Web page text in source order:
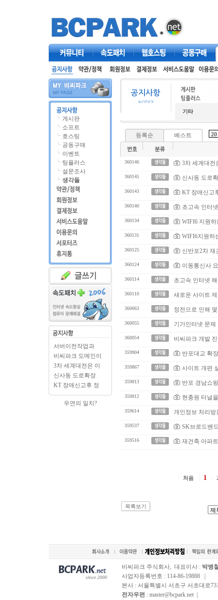
커뮤니티 속도패치 웹호스팅 공동구매
게시판
소프트
호스팅
공동구매
이벤트
팅플러스
설문조사
생각들
서버이전작업과
BCPARK.c..
비씨파크 도메인이
BCPAR..
3차 세계대전은 이
미 시..
신사동 도로확장
출입구..
KT 장애신고후 정
상으로..
우연의 일치?
기타
등록순 베스트
360146 3차 세계대전
360145 신사동 도로
360143 KT 장애신고
360140 초고속 인터
360134 WIFI6 지원
360131 WIFI6지원하
360125 신반포2차 재
360124 이동통신사
360114 초고속 인터넷
360110 새로운 사이트
360063 정전으로 인해
360055 기가인터넷 문제
360054 비씨파크 개발
359904 반포대교 확
359867 사이트 개편
359813 반포 경남쇼
359812 현충원 터널
359614 개인정보 처리방
359537 SK브로드밴
359516 재건축 아파
처음 1
목록보기
since 2000
비씨파크 주식회사, 대표이사 : 박병
사업자등록번호 : 114-86-19888 |
본사 : 서울특별시 서초구 서초대로73
전자우편 : master@bcpark.net |